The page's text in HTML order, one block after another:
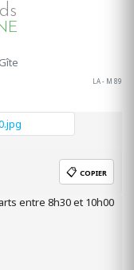
LA - M 89
📋 COPIER
entre 8h30 et 10h00